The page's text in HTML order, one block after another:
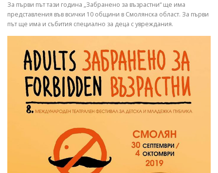
За първи път тази година „Забранено за възрастни“ ще има
представления във всички 10 общини в Смолянска област. За първи
път ще има и събития специално за деца с увреждания.